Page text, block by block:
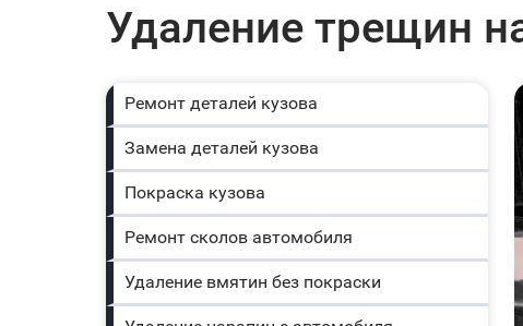
Удаление трещин
Ремонт деталей кузова
Замена деталей кузова
Покраска кузова
Ремонт сколов автомобиля
Удаление вмятин без покраски